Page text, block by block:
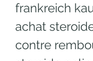
frankreich
achat
contre